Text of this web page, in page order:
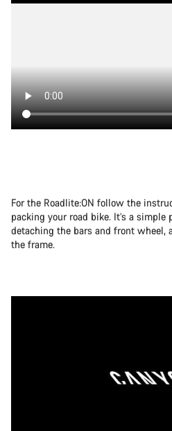
For the Roadlite:ON follow the
packing your road bike. It’s a simple
detaching the bars and front wheel,
the frame.